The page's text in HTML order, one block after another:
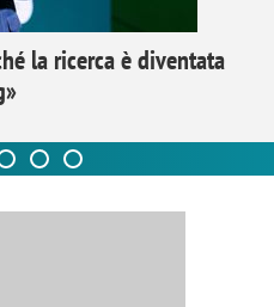
la ricerca è diventata